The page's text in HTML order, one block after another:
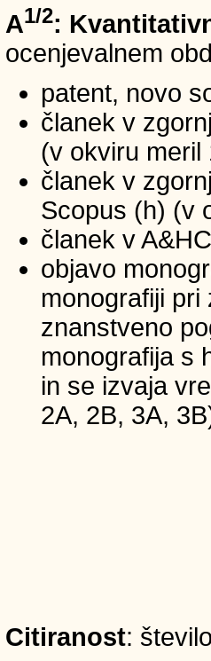
A1/2:
ocenjevalnem
patent, novo
članek v
(v okviru meril
članek v
Scopus (h) (v
članek v
objavo
monografiji
znanstveno
monografija s
in se izvaja
2A, 2B, 3A,
Citiranost: